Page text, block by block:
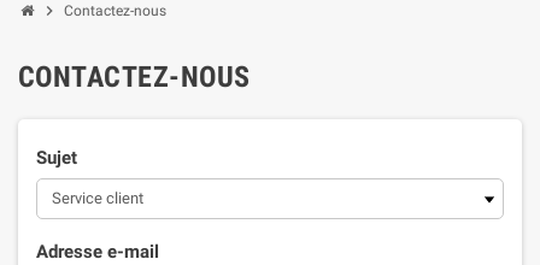
chevron_right Contactez-nous
CONTACTEZ-NOUS
Sujet
Adresse e-mail